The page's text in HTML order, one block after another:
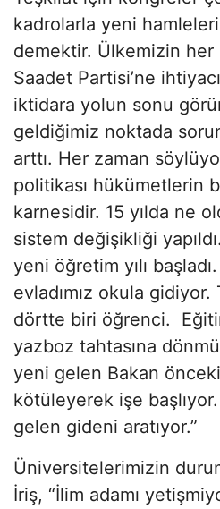
kadrolarla yeni
demektir. Ülkemizin
Saadet Partisi’ne
iktidara yolun sonu
geldiğimiz noktada
arttı. Her zaman
politikası hükümetlerin
karnesidir. 15 yılda ne
sistem değişikliği
yeni öğretim yılı
evladımız okula
dörtte biri öğrenci.
yazboz tahtasına
yeni gelen Bakan
kötüleyerek işe
gelen gideni aratıyor.”
Üniversitelerimizin
İriş, “İlim adamı